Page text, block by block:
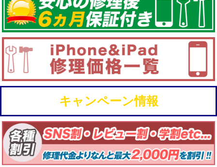
キャンペーン情報